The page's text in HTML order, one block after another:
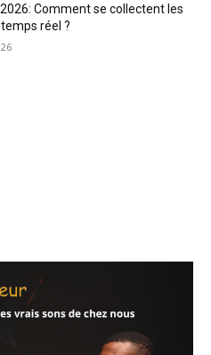
Comment se collectent les
réel ?